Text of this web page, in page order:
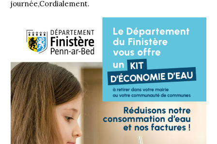
journée,Cordialement.